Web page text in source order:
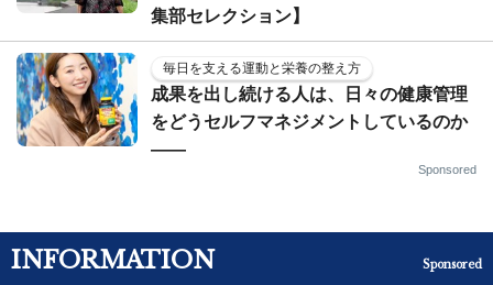
集部セレクション】
毎日を支える運動と栄養の整え方
成果を出し続ける人は、日々の健康管理
をどうセルフマネジメントしているのか
——
Sponsored
INFORMATION Sponsored